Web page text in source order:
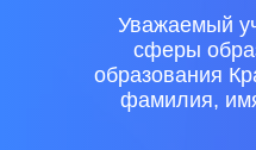
Уважаемый
сферы
образования
фамилия,